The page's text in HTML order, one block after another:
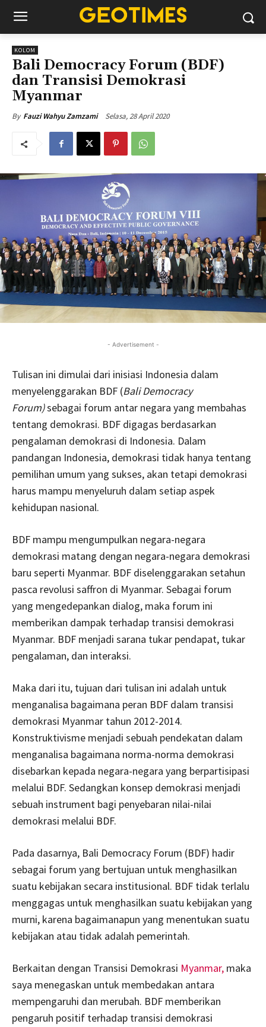
KOLOM
Bali Democracy Forum (BDF)
dan Transisi Demokrasi
Myanmar
By Fauzi Wahyu Zamzami Selasa, 28 April 2020
- Advertisement -
Tulisan ini dimulai dari inisiasi Indonesia dalam
menyelenggarakan BDF (Bali Democracy
Forum)sebagai forum antar negara yang membahas
tentang demokrasi. BDF digagas berdasarkan
pengalaman demokrasi di Indonesia. Dalam
pandangan Indonesia, demokrasi tidak hanya tentang
pemilihan umum yang sukses, akan tetapi demokrasi
harus mampu menyeluruh dalam setiap aspek
kehidupan nasional.
BDF mampu mengumpulkan negara-negara
demokrasi matang dengan negara-negara demokrasi
baru seperti Myanmar. BDF diselenggarakan setahun
pasca revolusi saffron di Myanmar. Sebagai forum
yang mengedepankan dialog, maka forum ini
memberikan dampak terhadap transisi demokrasi
Myanmar. BDF menjadi sarana tukar pendapat, tukar
pengalaman, dan interaksi.
Maka dari itu, tujuan dari tulisan ini adalah untuk
menganalisa bagaimana peran BDF dalam transisi
demokrasi Myanmar tahun 2012-2014.
Konstruktivisme menjadi sebuah pendekatan dalam
menganalisa bagaimana norma-norma demokrasi
disebarkan kepada negara-negara yang berpartisipasi
melalui BDF. Sedangkan konsep demokrasi menjadi
sebuah instrument bagi penyebaran nilai-nilai
demokrasi melalui BDF.
Pada dasarnya, Bali Democracy Forum (BDF) hadir
sebagai forum yang bertujuan untuk menghasilkan
suatu kebijakan secara institusional. BDF tidak terlalu
menggagas untuk menghasilkan suatu kebijakan yang
murni, karena bagaimanapun yang menentukan suatu
kebijakan atau tidak adalah pemerintah.
Berkaitan dengan Transisi Demokrasi Myanmar, maka
saya menegaskan untuk membedakan antara
mempengaruhi dan merubah. BDF memberikan
pengaruh positif terhadap transisi demokrasi